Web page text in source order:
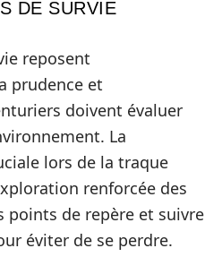
DE SURVIE
reposent
prudence et
doivent évaluer
La
lors de la traque
renforcée des
points de repère et suivre
éviter de se perdre.